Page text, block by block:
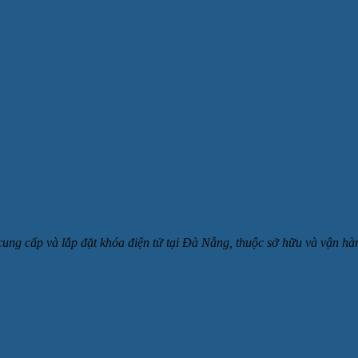
cấp và lắp đặt khóa điện tử tại Đà Nẵng, thuộc sở hữu và vận